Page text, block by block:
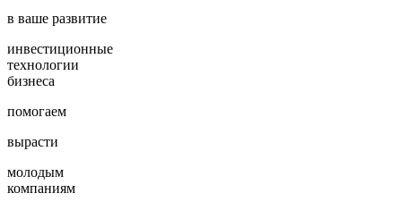
в ваше развитие
инвестиционные
технологии
бизнеса
помогаем
вырасти
молодым
компаниям